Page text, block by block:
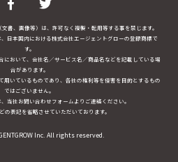
書、画像等）は、許可なく複製・転用等する事を禁じます。
、日本国内における株式会社エージェントグローの登録商標で
す。
において、会社名／サービス名／商品名などを記載している場
合があります。
用いているものであり、各社の権利等を侵害を目的とするもの
ではございません。
当社お問い合わせフォームよりご連絡ください。
の表記を省略させていただいております。
Inc. All rights reserved.